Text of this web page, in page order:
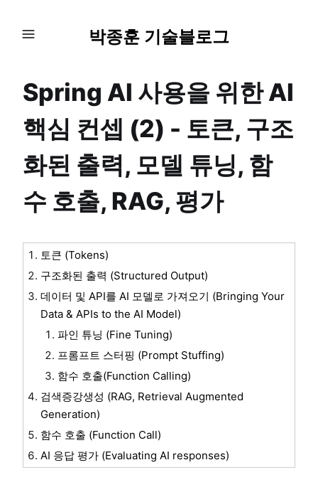
박종훈 기술블로그
Spring AI 사용을 위한 AI
핵심 컨셉 (2) - 토큰, 구조
화된 출력, 모델 튜닝, 함
수 호출, RAG, 평가
토큰 (Tokens)
구조화된 출력 (Structured Output)
데이터 및 API를 AI 모델로 가져오기 (Bringing Your
Data & APIs to the AI Model)
파인 튜닝 (Fine Tuning)
프롬프트 스터핑 (Prompt Stuffing)
함수 호출(Function Calling)
검색증강생성 (RAG, Retrieval Augmented
Generation)
함수 호출 (Function Call)
AI 응답 평가 (Evaluating AI responses)